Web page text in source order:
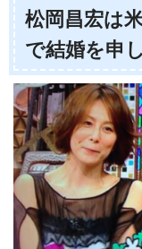
松岡昌宏は
で結婚を申